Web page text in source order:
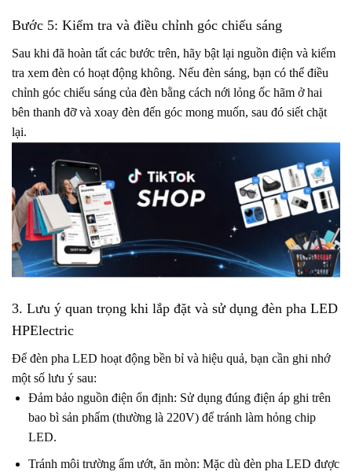
Bước 5: Kiểm tra và điều chỉnh góc chiếu sáng
Sau khi đã hoàn tất các bước trên, hãy bật lại nguồn điện và kiểm
tra xem đèn có hoạt động không. Nếu đèn sáng, bạn có thể điều
chỉnh góc chiếu sáng của đèn bằng cách nới lỏng ốc hãm ở hai
bên thanh đỡ và xoay đèn đến góc mong muốn, sau đó siết chặt
lại.
3. Lưu ý quan trọng khi lắp đặt và sử dụng đèn pha LED
HPElectric
Để đèn pha LED hoạt động bền bỉ và hiệu quả, bạn cần ghi nhớ
một số lưu ý sau:
Đảm bảo nguồn điện ổn định: Sử dụng đúng điện áp ghi trên
bao bì sản phẩm (thường là 220V) để tránh làm hỏng chip
LED.
Tránh môi trường ẩm ướt, ăn mòn: Mặc dù đèn pha LED được